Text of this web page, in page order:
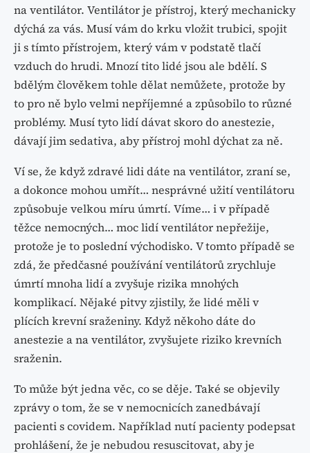
na ventilátor. Ventilátor je přístroj, který mechanicky
dýchá za vás. Musí vám do krku vložit trubici, spojit
ji s tímto přístrojem, který vám v podstatě tlačí
vzduch do hrudi. Mnozí tito lidé jsou ale bdělí. S
bdělým člověkem tohle dělat nemůžete, protože by
to pro ně bylo velmi nepříjemné a způsobilo to různé
problémy. Musí tyto lidí dávat skoro do anestezie,
dávají jim sedativa, aby přístroj mohl dýchat za ně.
Ví se, že když zdravé lidi dáte na ventilátor, zraní se,
a dokonce mohou umřít… nesprávné užití ventilátoru
způsobuje velkou míru úmrtí. Víme… i v případě
těžce nemocných… moc lidí ventilátor nepřežije,
protože je to poslední východisko. V tomto případě se
zdá, že předčasné používání ventilátorů zrychluje
úmrtí mnoha lidí a zvyšuje rizika mnohých
komplikací. Nějaké pitvy zjistily, že lidé měli v
plících krevní sraženiny. Když někoho dáte do
anestezie a na ventilátor, zvyšujete riziko krevních
sraženin.
To může být jedna věc, co se děje. Také se objevily
zprávy o tom, že se v nemocnicích zanedbávají
pacienti s covidem. Například nutí pacienty podepsat
prohlášení, že je nebudou resuscitovat, aby je